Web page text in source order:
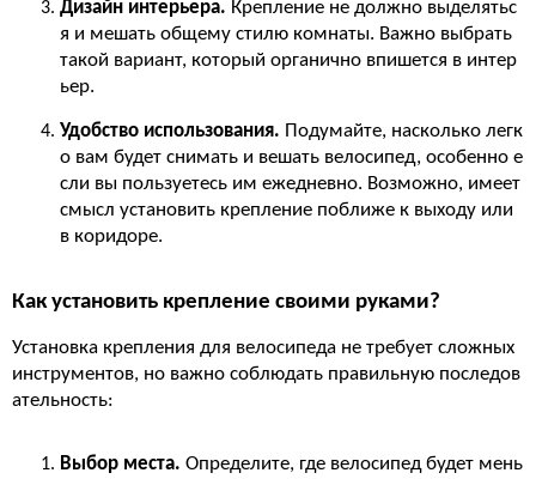
Дизайн интерьера. Крепление не должно выделятьс
я и мешать общему стилю комнаты. Важно выбрать
такой вариант, который органично впишется в интер
ьер.
Удобство использования. Подумайте, насколько легк
о вам будет снимать и вешать велосипед, особенно е
сли вы пользуетесь им ежедневно. Возможно, имеет
смысл установить крепление поближе к выходу или
в коридоре.
Как установить крепление своими руками?
Установка крепления для велосипеда не требует сложных
инструментов, но важно соблюдать правильную последов
ательность:
Выбор места. Определите, где велосипед будет мень